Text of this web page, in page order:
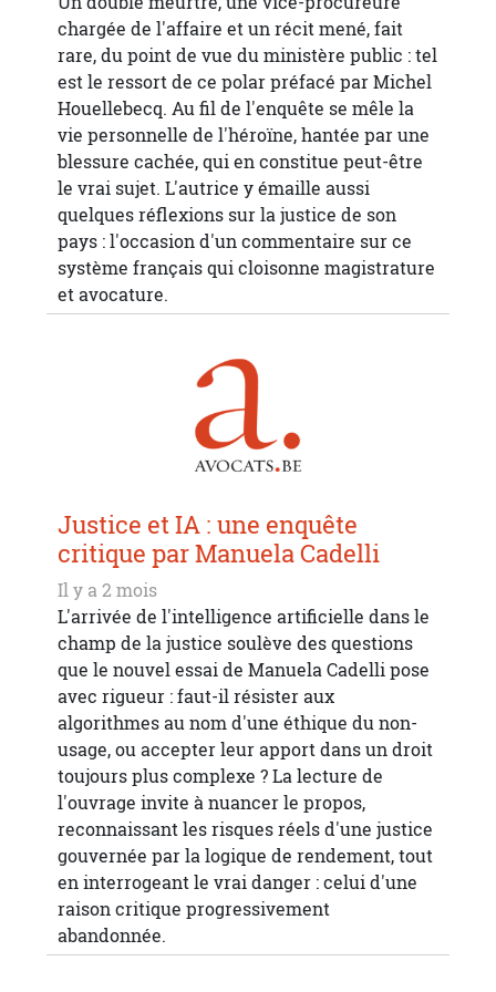
chargée de l'affaire et un récit mené, fait
rare, du point de vue du ministère public : tel
est le ressort de ce polar préfacé par Michel
Houellebecq. Au fil de l'enquête se mêle la
vie personnelle de l'héroïne, hantée par une
blessure cachée, qui en constitue peut-être
le vrai sujet. L'autrice y émaille aussi
quelques réflexions sur la justice de son
pays : l'occasion d'un commentaire sur ce
système français qui cloisonne magistrature
et avocature.
Justice et IA : une enquête
critique par Manuela Cadelli
Il y a 2 mois
L'arrivée de l'intelligence artificielle dans le
champ de la justice soulève des questions
que le nouvel essai de Manuela Cadelli pose
avec rigueur : faut-il résister aux
algorithmes au nom d'une éthique du non-
usage, ou accepter leur apport dans un droit
toujours plus complexe ? La lecture de
l'ouvrage invite à nuancer le propos,
reconnaissant les risques réels d'une justice
gouvernée par la logique de rendement, tout
en interrogeant le vrai danger : celui d'une
raison critique progressivement
abandonnée.